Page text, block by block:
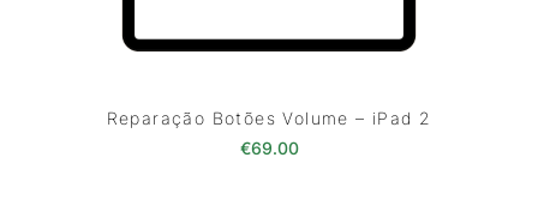
Reparação Botões Volume – iPad 2
€69.00